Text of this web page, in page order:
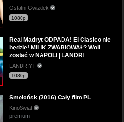
Ostatni Gwizdek
1080p
Real Madryt ODPADA! El Clasico nie
będzie! MILIK ZWARIOWAŁ? Woli
zostać w NAPOLI | LANDRI
LANDRIYT
1080p
Smoleńsk (2016) Cały film PL
KinoSwiat
premium